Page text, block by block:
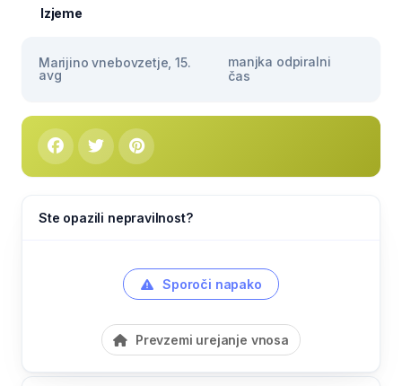
Izjeme
Marijino vnebovzetje, 15.
avg
manjka odpiralni
čas
Ste opazili nepravilnost?
Sporoči napako
Prevzemi urejanje vnosa